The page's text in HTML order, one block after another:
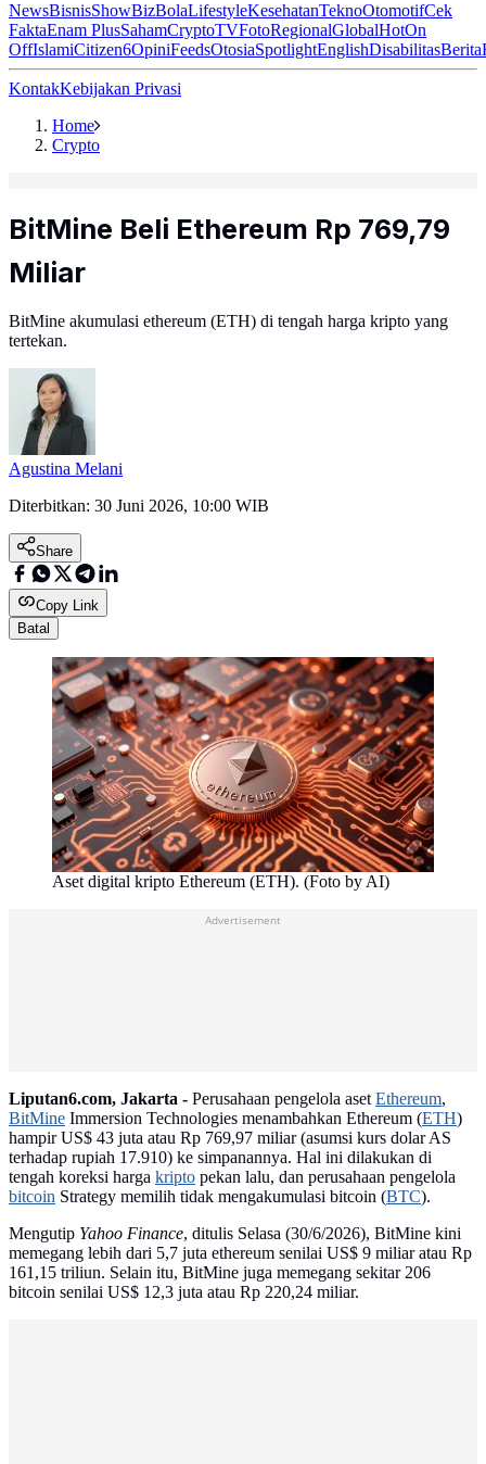
NewsBisnisShowBizBolaLifestyleKesehatanTeknoOtomotifCek
FaktaEnam PlusSahamCryptoTVFotoRegionalGlobalHotOn
OffIslamiCitizen6OpiniFeedsOtosiaSpotlightEnglishDisabilitasBerita
KontakKebijakan Privasi
Home
Crypto
BitMine Beli Ethereum Rp 769,79
Miliar
BitMine akumulasi ethereum (ETH) di tengah harga kripto yang
tertekan.
Agustina Melani
Diterbitkan: 30 Juni 2026, 10:00 WIB
Share
Copy Link
Batal
Aset digital kripto Ethereum (ETH). (Foto by AI)
Advertisement
Liputan6.com, Jakarta - Perusahaan pengelola asetEthereum,
BitMine Immersion Technologies menambahkan Ethereum (ETH)
hampir US$ 43 juta atau Rp 769,97 miliar (asumsi kurs dolar AS
terhadap rupiah 17.910) ke simpanannya. Hal ini dilakukan di
tengah koreksi harga kripto pekan lalu, dan perusahaan pengelola
bitcoin Strategy memilih tidak mengakumulasi bitcoin (BTC).
Mengutip Yahoo Finance, ditulis Selasa (30/6/2026), BitMine kini
memegang lebih dari 5,7 juta ethereum senilai US$ 9 miliar atau Rp
161,15 triliun. Selain itu, BitMine juga memegang sekitar 206
bitcoin senilai US$ 12,3 juta atau Rp 220,24 miliar.